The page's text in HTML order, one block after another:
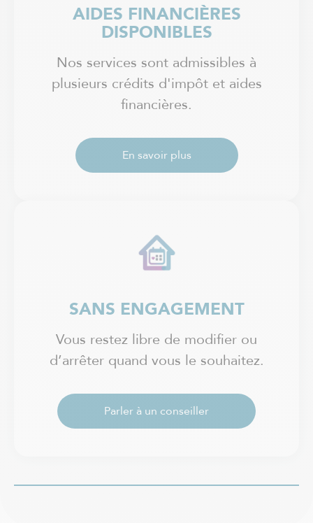
AIDES FINANCIÈRES
DISPONIBLES
Nos services sont admissibles à
plusieurs crédits d'impôt et aides
financières.
En savoir plus
SANS ENGAGEMENT
Vous restez libre de modifier ou
d’arrêter quand vous le souhaitez.
Parler à un conseiller